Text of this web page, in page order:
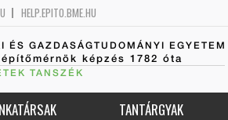
HELP.EPITO.BME.HU
ÉS GAZDASÁGTUDOMÁNYI EGYETEM
képzés 1782 óta
TANSZÉK
TANTÁRGYAK